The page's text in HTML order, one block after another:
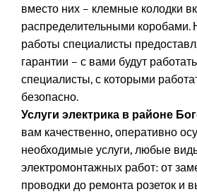
вместо них – клемные колодки
распределительными
работы специалисты
гарантии – с вами будут
специалисты, с которыми
безопасно.
Услуги электрика в районе
вам качественно, оперативно
необходимые услуги, любые
электромонтажных работ: от
проводки до ремонта розеток и